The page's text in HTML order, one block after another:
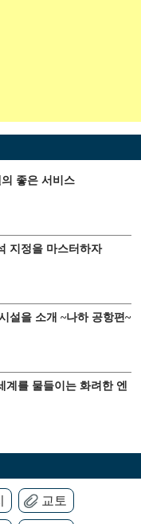
좋은 서비스
지정을 마스터하자
설을 소개 ~나하 공항편~
계를 물들이는 화려한 엔
교토